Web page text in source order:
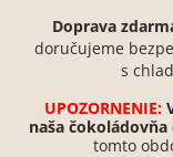
Doprava
doručujeme
s
UPOZORNENIE:
naša
tomto